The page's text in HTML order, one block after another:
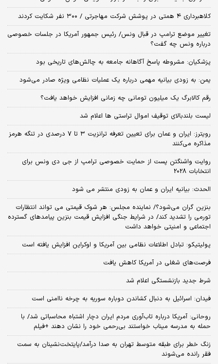
کلاهبرداری ۴ همتی در پوشش شرکت مهاجرتی / ۳۰۰ نفر شکایت کردند
تغییر موضع ترامپ در قبال ونس/ رئیس جمهور آمریکا در جلسات خصوصی
درباره ونس چه گفت؟
پزشکیان: مشروطه پاسخ آگاهانه جامعه به چالش‌های تاریخی بود
یمن: به زودی بیانیه مهمی درباره یک عملیات نظامی ویژه صادر می‌شود
رقم کالابرگ یک میلیون تومانی چه زمانی افزایش خواهد یافت؟
لیست بلندبالای توقیف اموال تراستی ها اعلام شد
رویترز: ایران و عمان برای تعیین تعرفه ترانزیت ۳ تا ۷ درصدی در تنگه هرمز
مذاکره می‌کنند
روایت واشنگتن پست از حمایت خصوصی ترامپ از جی دی ونس برای
انتخابات 2028
الحدث: بیانیه ایران و عمان به زودی منتشر می شود
بنزین گران می‌شود؟/ نماینده مجلس: هر شوک قیمتی می تواند انتظارات
تورمی را تشدید کند/ در شرایط جنگی افزایش قیمت بنزین پیامدهای گسترده
اجتماعی و امنیتی خواهد داشت
پولیتیکو: تبادل اطلاعات نظامی بین آمریکا و اوکراین افزایش یافته است
فرصت‌های شغلی در آمریکا کاهش یافت
شرط جدید بازنشستگی اعلام شد
فیدان: اسرائیل به دنبال کشاندن دوباره سوریه به چرخه ناامنی است
روحانی: آمریکا درباره تاب‌آوری مردم ایران دچار اشتباه محاسباتی شد/ با
حمله به مدرسه میناب خواستند بی‌رحمی خود را نشان دهند +فیلم
زنگ خطر برای طبقه متوسط تهران به صدا درآمد/پایتخت‌نشینان به سمت
فقر رانده می‌شوند